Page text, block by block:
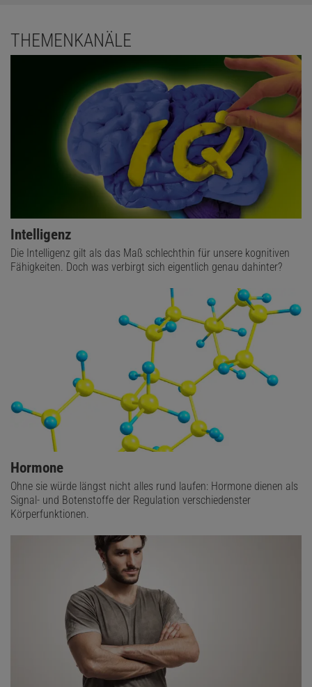
THEMENKANÄLE
Intelligenz
Die Intelligenz gilt als das Maß schlechthin für unsere kognitiven
Fähigkeiten. Doch was verbirgt sich eigentlich genau dahinter?
Hormone
Ohne sie würde längst nicht alles rund laufen: Hormone dienen als
Signal- und Botenstoffe der Regulation verschiedenster
Körperfunktionen.